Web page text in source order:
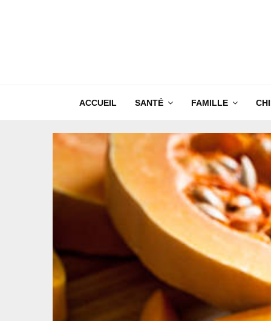
ACCUEIL SANTÉ FAMILLE